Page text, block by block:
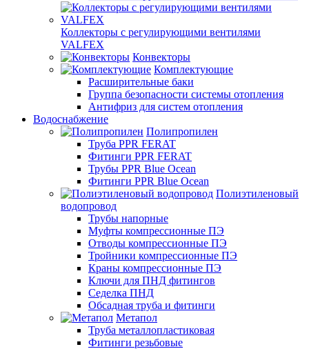
Коллекторы с регулирующими вентилями
VALFEX
Конвекторы
Комплектующие
Расширительные баки
Группа безопасности системы отопления
Антифриз для систем отопления
Водоснабжение
Полипропилен
Труба PPR FERAT
Фитинги PPR FERAT
Трубы PPR Blue Ocean
Фитинги PPR Blue Ocean
Полиэтиленовый
водопровод
Трубы напорные
Муфты компрессионные ПЭ
Отводы компрессионные ПЭ
Тройники компрессионные ПЭ
Краны компрессионные ПЭ
Ключи для ПНД фитингов
Седелка ПНД
Обсадная труба и фитинги
Метапол
Труба металлопластиковая
Фитинги резьбовые